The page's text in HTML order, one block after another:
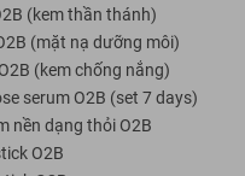
(kem thần thánh)
(mặt nạ dưỡng môi)
(kem chống nắng)
serum O2B (set 7 days)
nền dạng thỏi O2B
O2B